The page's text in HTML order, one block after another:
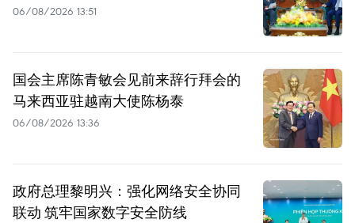
06/08/2026 13:51
国会主席陈青敏会见前来辞行拜会的
马来西亚驻越南大使陈杨泰
06/08/2026 13:36
政府总理黎明兴：强化网络安全协同
联动 筑牢国家数字安全防线